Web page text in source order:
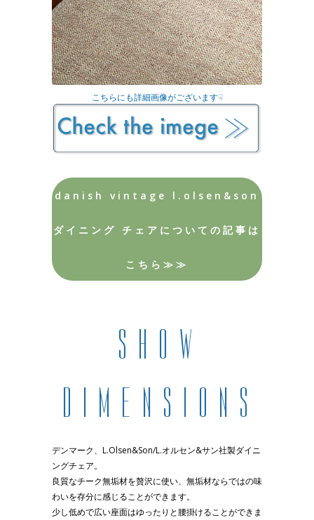
こちらにも詳細画像がございます☟
danish vintage l.olsen&son
ダイニング チェアについての記事は
こちら≫≫
デンマーク、L.Olsen&Son/L.オルセン&サン社製ダイニ
ングチェア。
良質なチーク無垢材を贅沢に使い、無垢材ならではの味
わいを存分に感じることができます。
少し低めで広い座面はゆったりと腰掛けることができま